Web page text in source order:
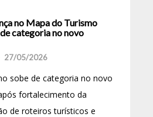
no Mapa do Turismo
categoria no novo
27/05/2026
sobe de categoria no novo
fortalecimento da
de roteiros turísticos e